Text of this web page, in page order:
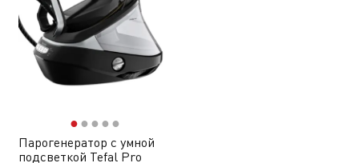
●● ● ● ●
Парогенератор с умной
подсветкой Tefal Pro